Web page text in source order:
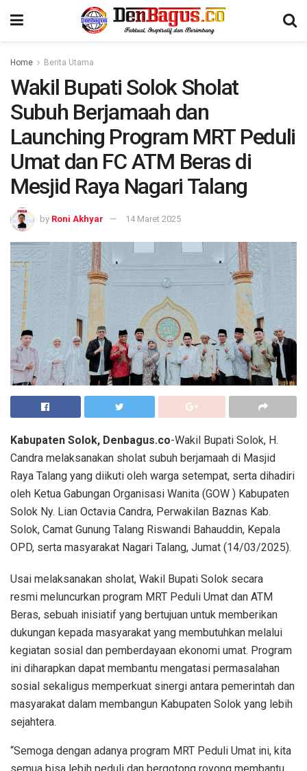
Home Berita Utama
Wakil Bupati Solok Sholat
Subuh Berjamaah dan
Launching Program MRT Peduli
Umat dan FC ATM Beras di
Mesjid Raya Nagari Talang
by Roni Akhyar 14 Maret 2025
Kabupaten Solok, Denbagus.co-Wakil Bupati Solok, H.
Candra melaksanakan sholat subuh berjamaah di Masjid
Raya Talang yang diikuti oleh warga setempat, serta dihadiri
oleh Ketua Gabungan Organisasi Wanita (GOW ) Kabupaten
Solok Ny. Lian Octavia Candra, Perwakilan Baznas Kab.
Solok, Camat Gunung Talang Riswandi Bahauddin, Kepala
OPD, serta masyarakat Nagari Talang, Jumat (14/03/2025).
Usai melaksanakan sholat, Wakil Bupati Solok secara
resmi meluncurkan program MRT Peduli Umat dan ATM
Beras, sebuah inisiatif yang bertujuan untuk memberikan
dukungan kepada masyarakat yang membutuhkan melalui
kegiatan sosial dan pemberdayaan ekonomi umat. Program
ini diharapkan dapat membantu mengatasi permasalahan
sosial sekaligus memperkuat sinergi antara pemerintah dan
masyarakat dalam membangun Kabupaten Solok yang lebih
sejahtera.
“Semoga dengan adanya program MRT Peduli Umat ini, kita